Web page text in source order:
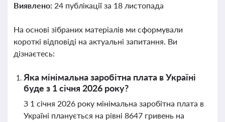
Виявлено: 24 публікації за 18 листопада
На основі зібраних матеріалів ми сформували
короткі відповіді на актуальні запитання. Ви
дізнаєтесь:
Яка мінімальна заробітна плата в Україні
буде з 1 січня 2026 року?
З 1 січня 2026 року мінімальна заробітна плата в
Україні планується на рівні 8647 гривень на